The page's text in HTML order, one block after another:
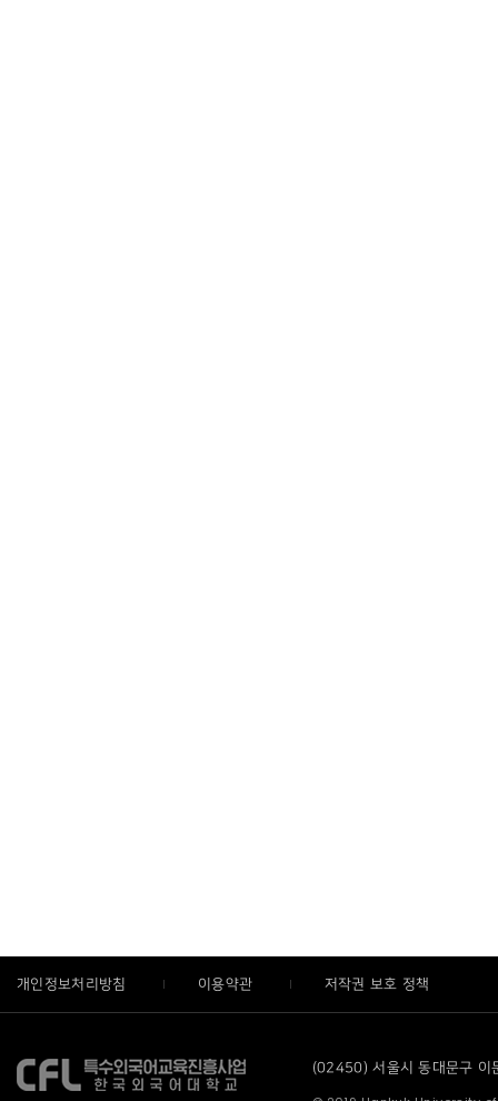
개인정보처리방침 이용약관 저작권 보호 정책
(02450) 서울시 동대문구